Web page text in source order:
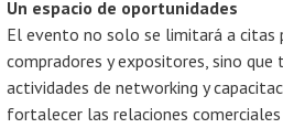
Un espacio de oportunidades
El evento no solo se limitará a citas
compradores y expositores, sino que
actividades de networking y
fortalecer las relaciones